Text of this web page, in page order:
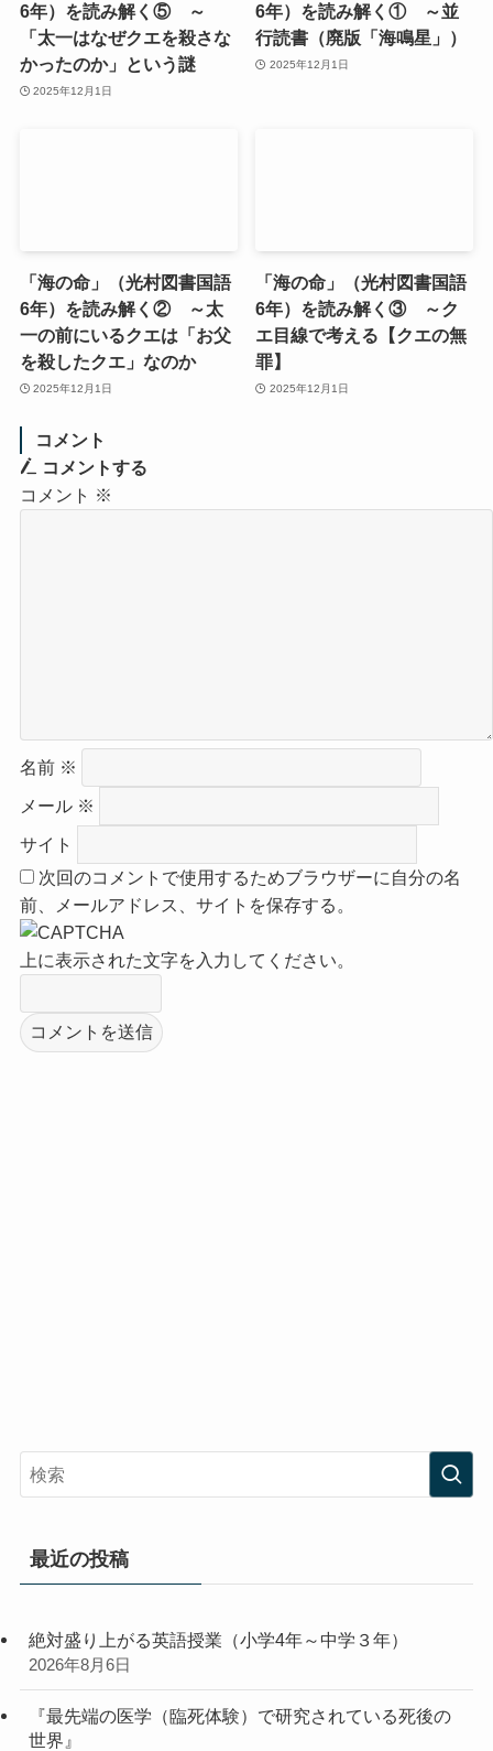
6年）を読み解く⑤ ～
「太一はなぜクエを殺さな
かったのか」という謎
2025年12月1日
6年）を読み解く① ～並
行読書（廃版「海鳴星」）
2025年12月1日
「海の命」（光村図書国語
6年）を読み解く② ～太
一の前にいるクエは「お父
を殺したクエ」なのか
2025年12月1日
「海の命」（光村図書国語
6年）を読み解く③ ～ク
エ目線で考える【クエの無
罪】
2025年12月1日
コメント
コメントする
コメント ※
名前 ※
メール ※
サイト
次回のコメントで使用するためブラウザーに自分の名
前、メールアドレス、サイトを保存する。
上に表示された文字を入力してください。
最近の投稿
絶対盛り上がる英語授業（小学4年～中学３年）
2026年8月6日
『最先端の医学（臨死体験）で研究されている死後の
世界』